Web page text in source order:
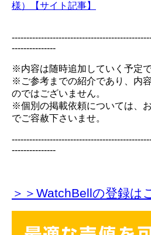
様）【サイト記事】
---------------
※内容は随時追加していく予定で
※ご参考までの紹介であり、内
のではございません。
※個別の掲載依頼については、
でご容赦下さいませ。
---------------
＞＞WatchBellの登録は